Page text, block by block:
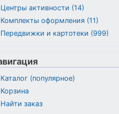
Центры активности (14)
Комплекты оформления (11)
Передвижки и картотеки (999)
Каталог (популярное)
Корзина
Найти заказ